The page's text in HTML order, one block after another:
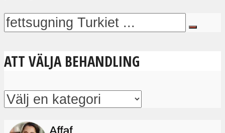
ATT VÄLJA BEHANDLING